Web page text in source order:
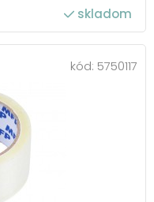
skladom
kód: 5750117